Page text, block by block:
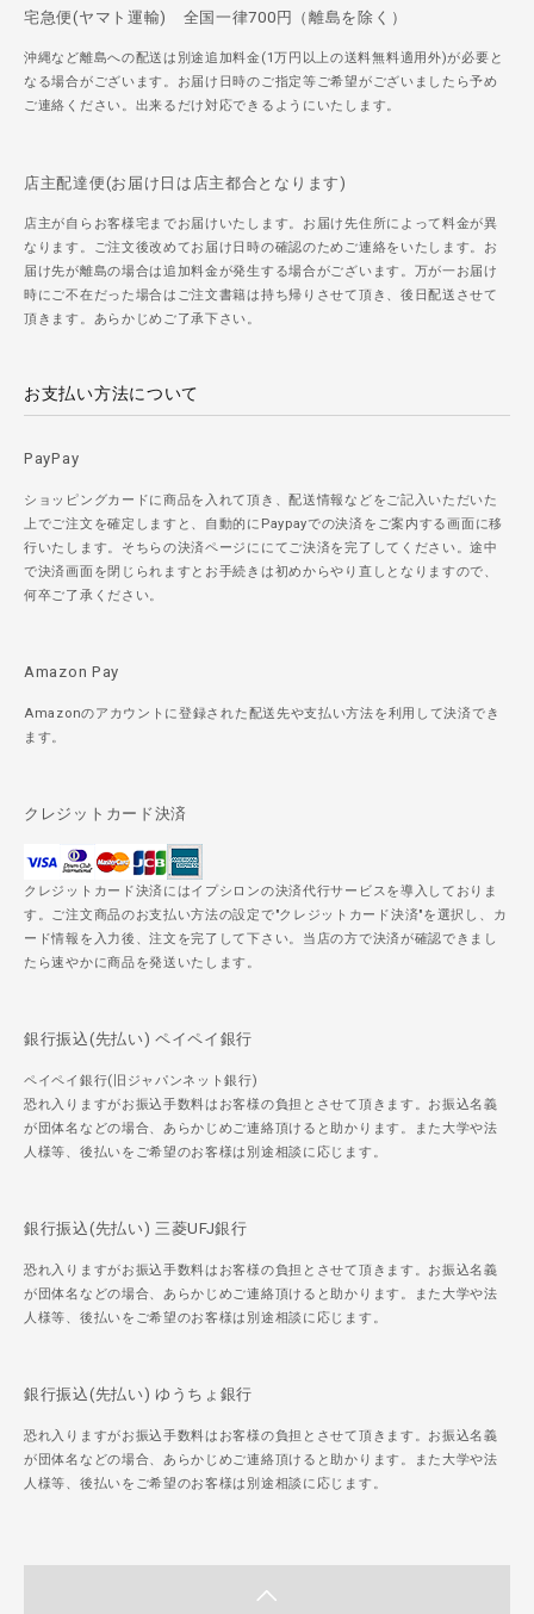
宅急便(ヤマト運輸) 全国一律700円（離島を除く）
沖縄など離島への配送は別途追加料金(1万円以上の送料無料適用外)が必要と
なる場合がございます。お届け日時のご指定等ご希望がございましたら予め
ご連絡ください。出来るだけ対応できるようにいたします。
店主配達便(お届け日は店主都合となります)
店主が自らお客様宅までお届けいたします。お届け先住所によって料金が異
なります。ご注文後改めてお届け日時の確認のためご連絡をいたします。お
届け先が離島の場合は追加料金が発生する場合がございます。万が一お届け
時にご不在だった場合はご注文書籍は持ち帰りさせて頂き、後日配送させて
頂きます。あらかじめご了承下さい。
お支払い方法について
PayPay
ショッピングカードに商品を入れて頂き、配送情報などをご記入いただいた
上でご注文を確定しますと、自動的にPaypayでの決済をご案内する画面に移
行いたします。そちらの決済ページににてご決済を完了してください。途中
で決済画面を閉じられますとお手続きは初めからやり直しとなりますので、
何卒ご了承ください。
Amazon Pay
Amazonのアカウントに登録された配送先や支払い方法を利用して決済でき
ます。
クレジットカード決済
クレジットカード決済にはイプシロンの決済代行サービスを導入しておりま
す。ご注文商品のお支払い方法の設定で"クレジットカード決済"を選択し、カ
ード情報を入力後、注文を完了して下さい。当店の方で決済が確認できまし
たら速やかに商品を発送いたします。
銀行振込(先払い) ペイペイ銀行
ペイペイ銀行(旧ジャパンネット銀行)
恐れ入りますがお振込手数料はお客様の負担とさせて頂きます。お振込名義
が団体名などの場合、あらかじめご連絡頂けると助かります。また大学や法
人様等、後払いをご希望のお客様は別途相談に応じます。
銀行振込(先払い) 三菱UFJ銀行
恐れ入りますがお振込手数料はお客様の負担とさせて頂きます。お振込名義
が団体名などの場合、あらかじめご連絡頂けると助かります。また大学や法
人様等、後払いをご希望のお客様は別途相談に応じます。
銀行振込(先払い) ゆうちょ銀行
恐れ入りますがお振込手数料はお客様の負担とさせて頂きます。お振込名義
が団体名などの場合、あらかじめご連絡頂けると助かります。また大学や法
人様等、後払いをご希望のお客様は別途相談に応じます。